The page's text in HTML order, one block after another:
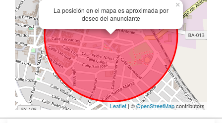
La posición en el mapa es aproximada por
deseo del anunciante
×
Leaflet | ©OpenStreetMapcontributors